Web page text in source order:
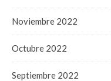
Noviembre 2022
Octubre 2022
Septiembre 2022